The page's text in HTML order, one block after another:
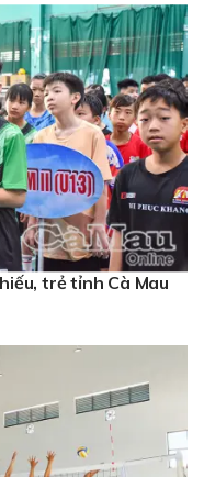
trẻ tỉnh Cà Mau